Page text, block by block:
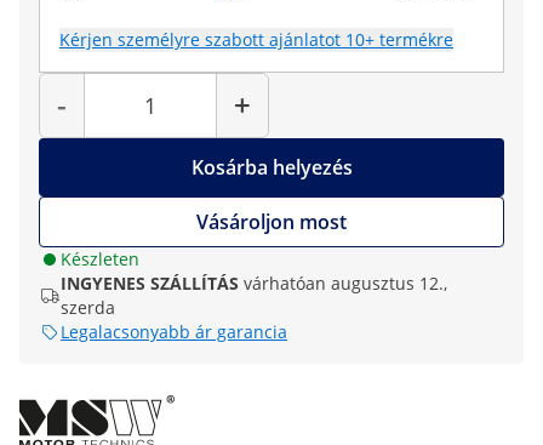
Kérjen személyre szabott ajánlatot 10+ termékre
-
Mennyiség
+
Kosárba helyezés
Vásároljon most
Készleten
INGYENES SZÁLLÍTÁS várhatóan augusztus 12.,
szerda
Legalacsonyabb ár garancia